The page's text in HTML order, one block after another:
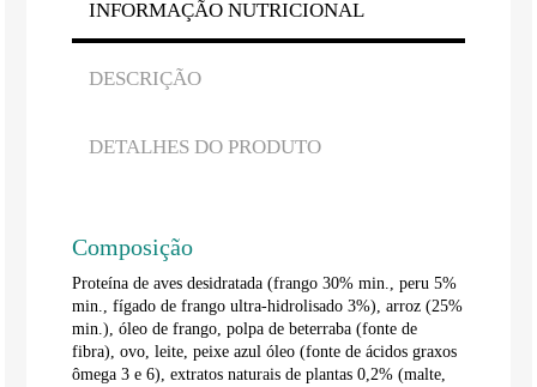
INFORMAÇÃO NUTRICIONAL
DESCRIÇÃO
DETALHES DO PRODUTO
Composição
Proteína de aves desidratada (frango 30% min., peru 5%
min., fígado de frango ultra-hidrolisado 3%), arroz (25%
min.), óleo de frango, polpa de beterraba (fonte de
fibra), ovo, leite, peixe azul óleo (fonte de ácidos graxos
ômega 3 e 6), extratos naturais de plantas 0,2% (malte,